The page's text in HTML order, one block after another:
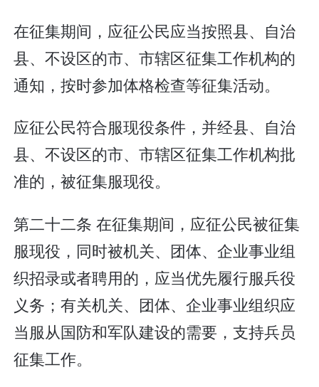
在征集期间，应征公民应当按照县、自治
县、不设区的市、市辖区征集工作机构的
通知，按时参加体格检查等征集活动。
应征公民符合服现役条件，并经县、自治
县、不设区的市、市辖区征集工作机构批
准的，被征集服现役。
第二十二条 在征集期间，应征公民被征集
服现役，同时被机关、团体、企业事业组
织招录或者聘用的，应当优先履行服兵役
义务；有关机关、团体、企业事业组织应
当服从国防和军队建设的需要，支持兵员
征集工作。